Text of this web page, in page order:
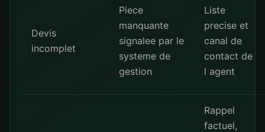
Devis
incomplet
Piece
manquante
signalee par le
systeme de
gestion
Liste
precise et
canal de
contact de
l agent
Rappel
factuel,